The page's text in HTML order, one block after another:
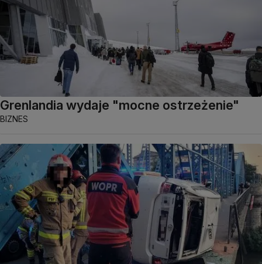
Grenlandia wydaje "mocne ostrzeżenie"
BIZNES